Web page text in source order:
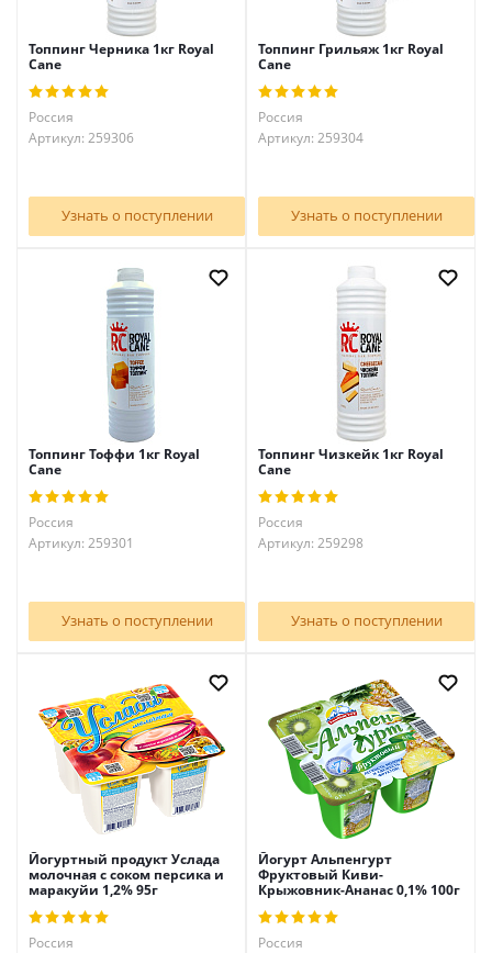
Топпинг Черника 1кг Royal
Cane
Россия
Артикул: 259306
Узнать о поступлении
Топпинг Грильяж 1кг Royal
Cane
Россия
Артикул: 259304
Узнать о поступлении
Топпинг Тоффи 1кг Royal
Cane
Россия
Артикул: 259301
Узнать о поступлении
Топпинг Чизкейк 1кг Royal
Cane
Россия
Артикул: 259298
Узнать о поступлении
Йогуртный продукт Услада
молочная с соком персика и
маракуйи 1,2% 95г
Россия
Йогурт Альпенгурт
Фруктовый Киви-
Крыжовник-Ананас 0,1% 100г
Россия